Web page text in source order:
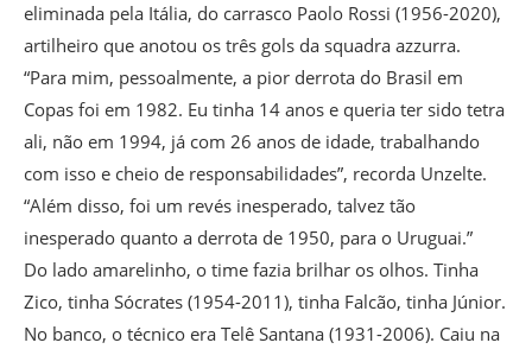
eliminada pela Itália, do carrasco Paolo Rossi (1956-2020),
artilheiro que anotou os três gols da squadra azzurra.
“Para mim, pessoalmente, a pior derrota do Brasil em
Copas foi em 1982. Eu tinha 14 anos e queria ter sido tetra
ali, não em 1994, já com 26 anos de idade, trabalhando
com isso e cheio de responsabilidades”, recorda Unzelte.
“Além disso, foi um revés inesperado, talvez tão
inesperado quanto a derrota de 1950, para o Uruguai.”
Do lado amarelinho, o time fazia brilhar os olhos. Tinha
Zico, tinha Sócrates (1954-2011), tinha Falcão, tinha Júnior.
No banco, o técnico era Telê Santana (1931-2006). Caiu na